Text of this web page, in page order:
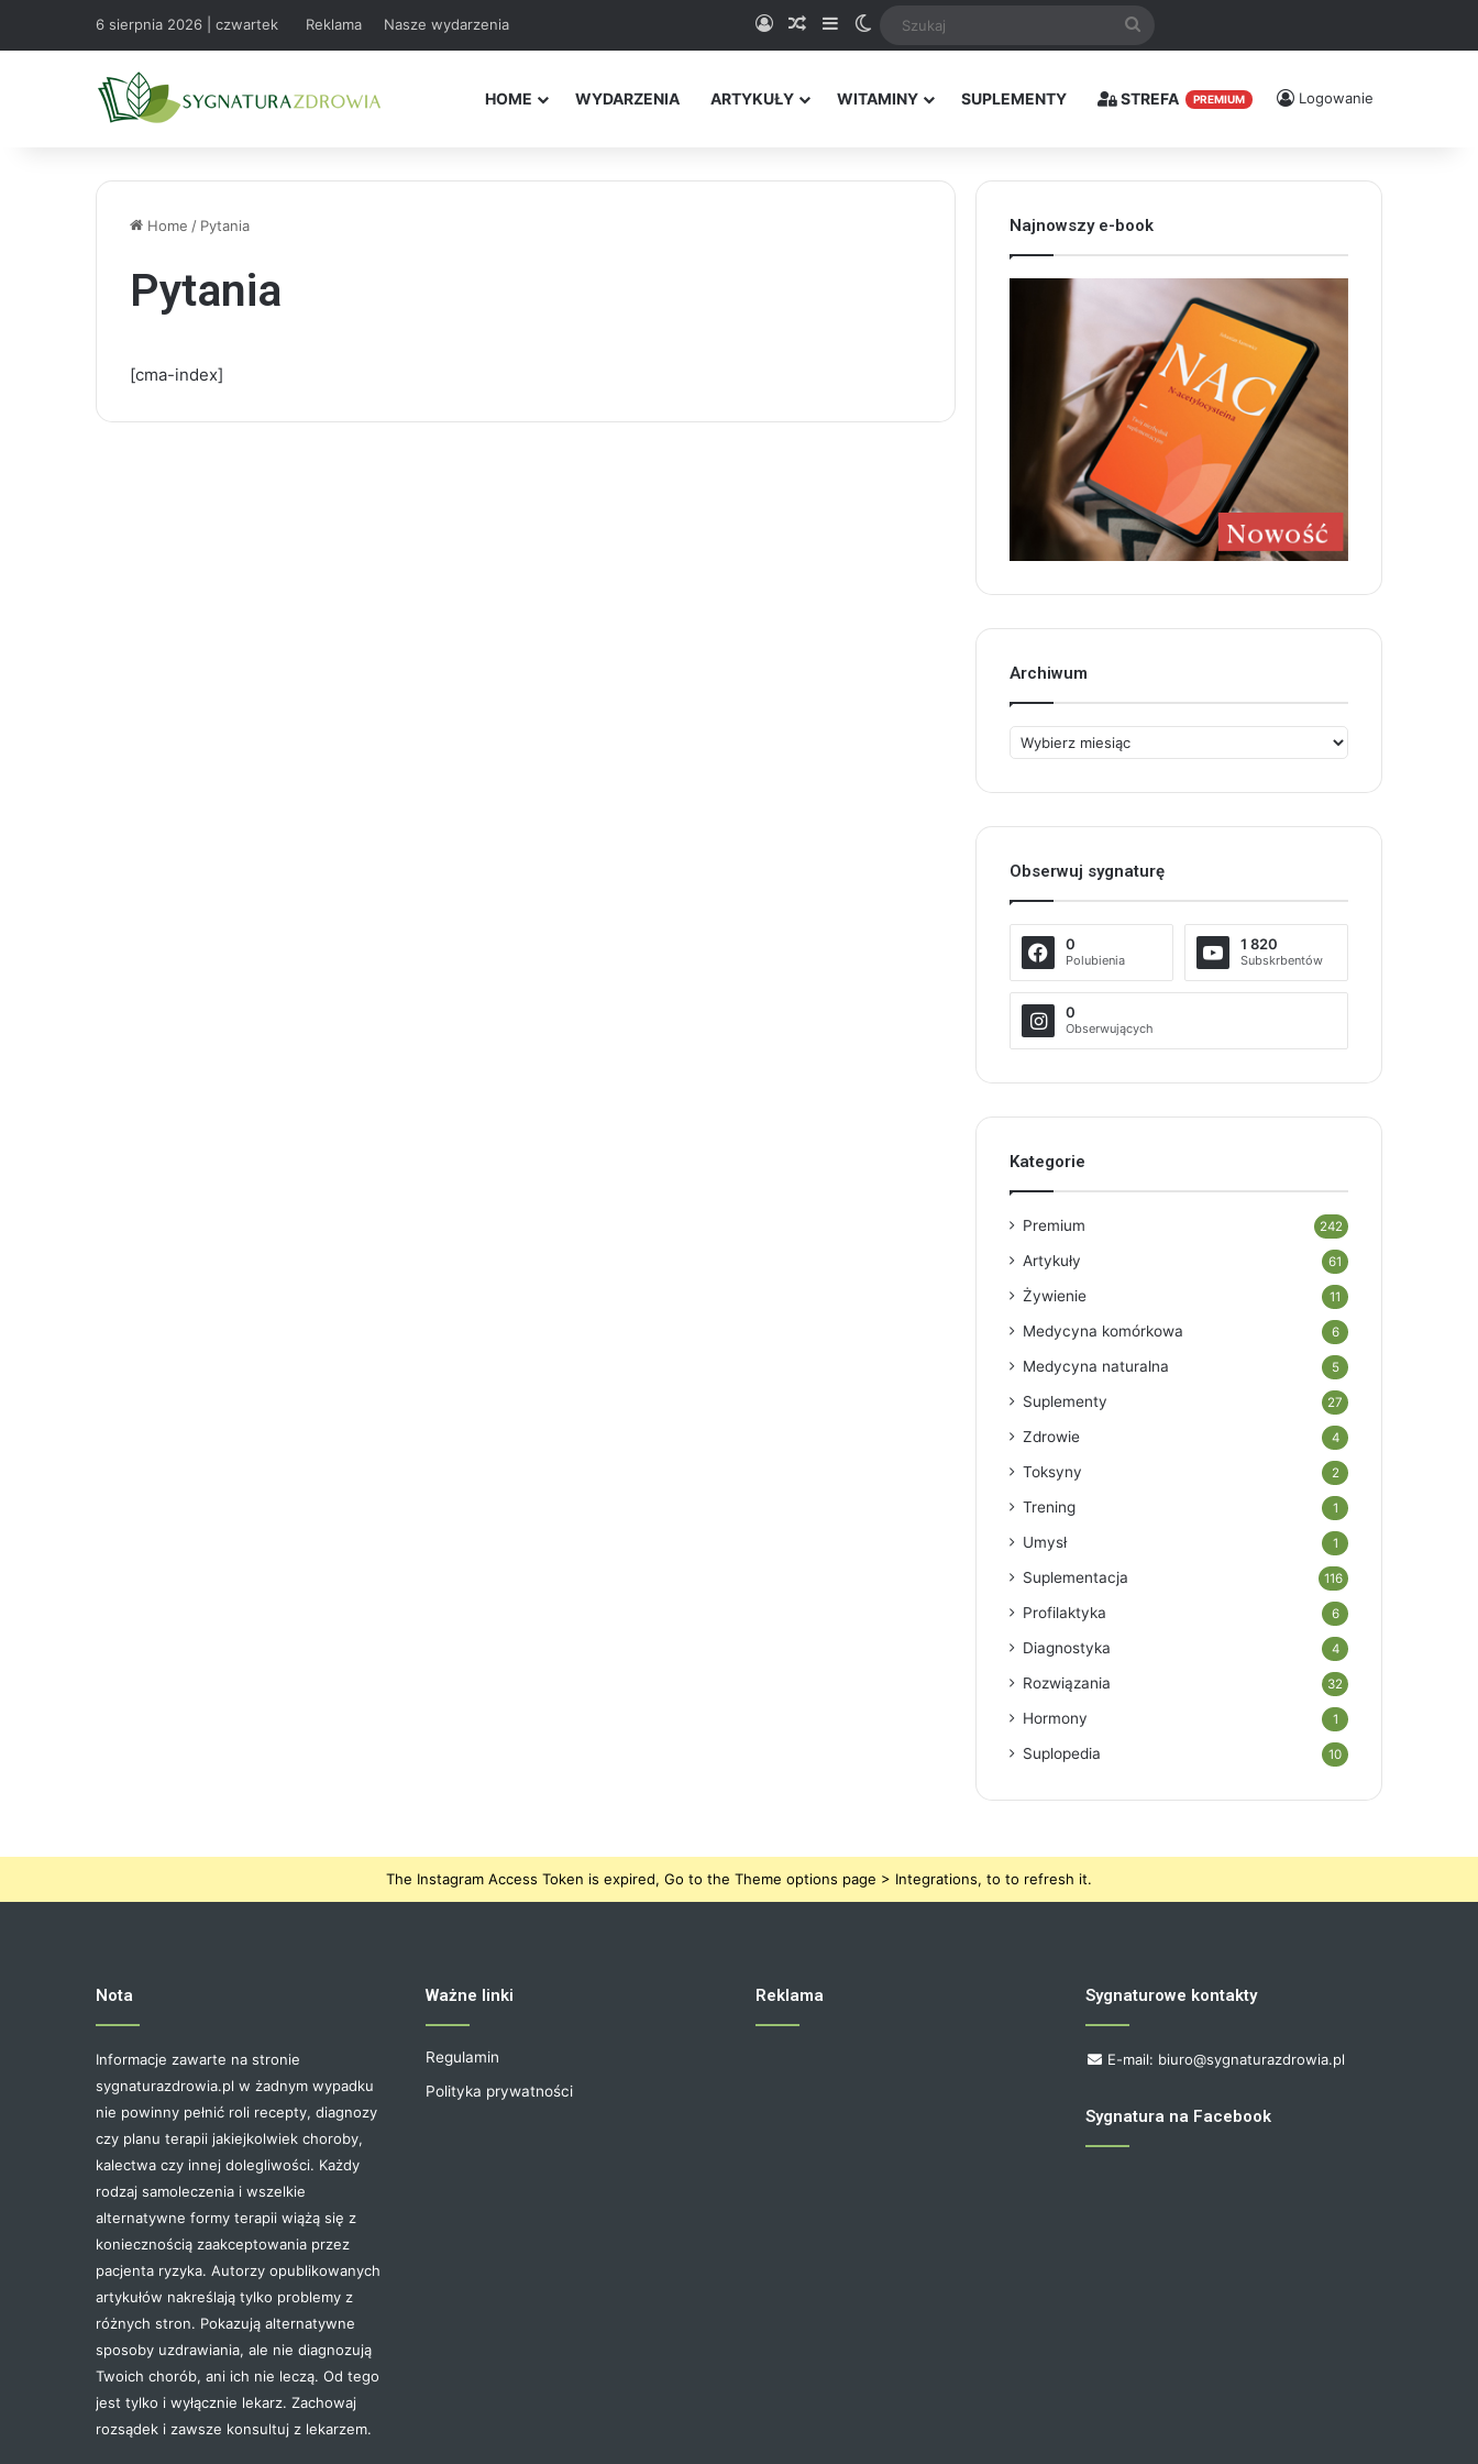
6 sierpnia 2026 | czwartek Reklama Nasze wydarzenia Logowanie
Random Article
SidebarSwitch skin
HOME WYDARZENIA ARTYKUŁY WITAMINY SUPLEMENTY STREFA PREMIUM Logowanie
Home / Pytania
Pytania
[cma-index]
Najnowszy e-book
Archiwum
Archiwum
Obserwuj sygnaturę
0
Polubienia
1 820
Subskrbentów
0
Obserwujących
Kategorie
Premium 242
Artykuły 61
Żywienie 11
Medycyna komórkowa 6
Medycyna naturalna 5
Suplementy 27
Zdrowie 4
Toksyny 2
Trening 1
Umysł 1
Suplementacja 116
Profilaktyka 6
Diagnostyka 4
Rozwiązania 32
Hormony 1
Suplopedia 10
The Instagram Access Token is expired, Go to the Theme options page > Integrations, to to refresh it.
Nota
Informacje zawarte na stronie
sygnaturazdrowia.pl w żadnym wypadku
nie powinny pełnić roli recepty, diagnozy
czy planu terapii jakiejkolwiek choroby,
kalectwa czy innej dolegliwości. Każdy
rodzaj samoleczenia i wszelkie
alternatywne formy terapii wiążą się z
koniecznością zaakceptowania przez
pacjenta ryzyka. Autorzy opublikowanych
artykułów nakreślają tylko problemy z
różnych stron. Pokazują alternatywne
sposoby uzdrawiania, ale nie diagnozują
Twoich chorób, ani ich nie leczą. Od tego
jest tylko i wyłącznie lekarz. Zachowaj
rozsądek i zawsze konsultuj z lekarzem.
Ważne linki
Regulamin
Polityka prywatności
Reklama Sygnaturowe kontakty
E-mail: biuro@sygnaturazdrowia.pl
Sygnatura na Facebook